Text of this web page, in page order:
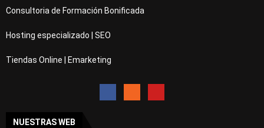
Consultoria de Formación Bonificada
Hosting especializado | SEO
Tiendas Online | Emarketing
NUESTRAS WEB